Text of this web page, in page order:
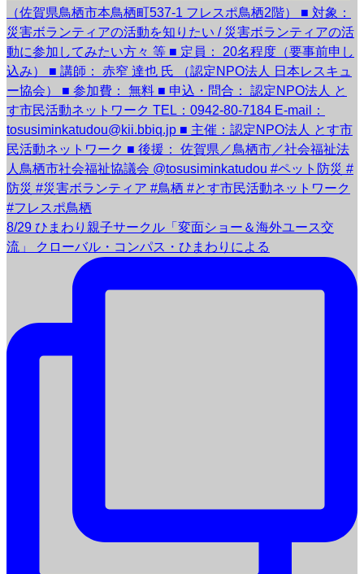
8/29 ひまわり親子サークル「変面ショー＆海外ユース交
流」 クローバル・コンパス・ひまわりによる